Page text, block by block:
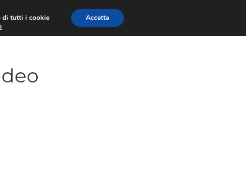
CONCORSI DESIGN
di tutti i cookie
Accetta